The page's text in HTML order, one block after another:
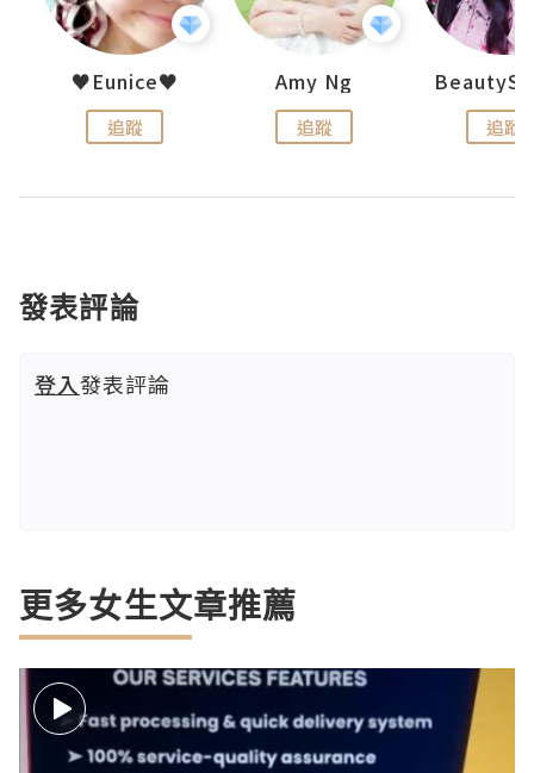
♥Eunice♥
追蹤
Amy Ng
追蹤 追蹤
發表評論
登入發表評論
更多女生文章推薦